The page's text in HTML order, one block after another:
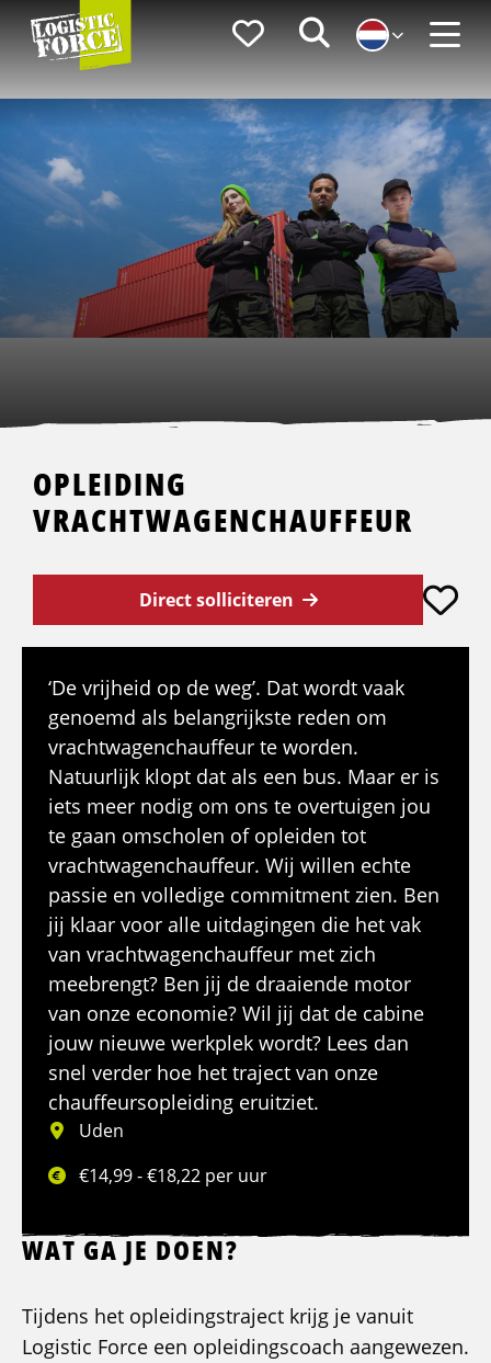
Logistic
Force
FavorietenZoeken
OPLEIDING
VRACHTWAGENCHAUFFEUR
Direct solliciteren
‘De vrijheid op de weg’. Dat wordt vaak
genoemd als belangrijkste reden om
vrachtwagenchauffeur te worden.
Natuurlijk klopt dat als een bus. Maar er is
iets meer nodig om ons te overtuigen jou
te gaan omscholen of opleiden tot
vrachtwagenchauffeur. Wij willen echte
passie en volledige commitment zien. Ben
jij klaar voor alle uitdagingen die het vak
van vrachtwagenchauffeur met zich
meebrengt? Ben jij de draaiende motor
van onze economie? Wil jij dat de cabine
jouw nieuwe werkplek wordt? Lees dan
snel verder hoe het traject van onze
chauffeursopleiding eruitziet.
Uden
€14,99 - €18,22 per uur
WAT GA JE DOEN?
Tijdens het opleidingstraject krijg je vanuit
Logistic Force een opleidingscoach aangewezen.